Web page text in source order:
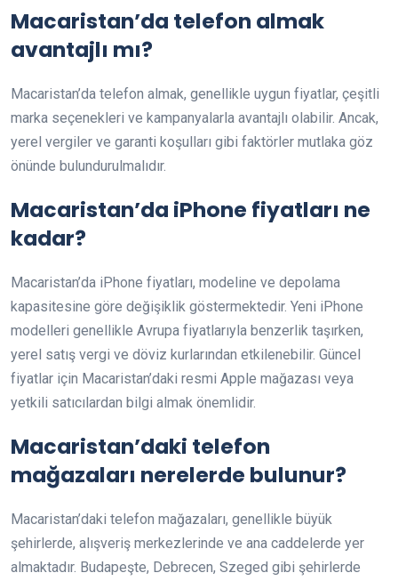
Macaristan’da telefon almak
avantajlı mı?
Macaristan’da telefon almak, genellikle uygun fiyatlar, çeşitli
marka seçenekleri ve kampanyalarla avantajlı olabilir. Ancak,
yerel vergiler ve garanti koşulları gibi faktörler mutlaka göz
önünde bulundurulmalıdır.
Macaristan’da iPhone fiyatları ne
kadar?
Macaristan’da iPhone fiyatları, modeline ve depolama
kapasitesine göre değişiklik göstermektedir. Yeni iPhone
modelleri genellikle Avrupa fiyatlarıyla benzerlik taşırken,
yerel satış vergi ve döviz kurlarından etkilenebilir. Güncel
fiyatlar için Macaristan’daki resmi Apple mağazası veya
yetkili satıcılardan bilgi almak önemlidir.
Macaristan’daki telefon
mağazaları nerelerde bulunur?
Macaristan’daki telefon mağazaları, genellikle büyük
şehirlerde, alışveriş merkezlerinde ve ana caddelerde yer
almaktadır. Budapeşte, Debrecen, Szeged gibi şehirlerde